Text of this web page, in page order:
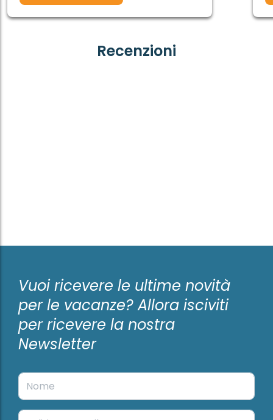
Recenzioni
Vuoi ricevere le ultime novità
per le vacanze? Allora isciviti
per ricevere la nostra
Newsletter